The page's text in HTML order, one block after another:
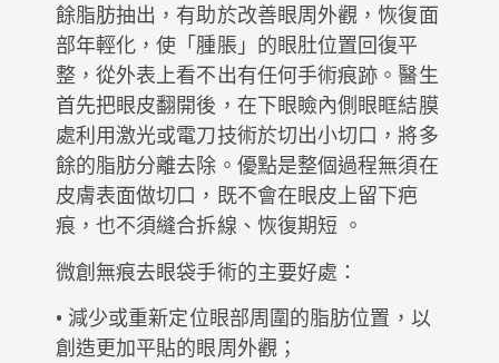
餘脂肪抽出，有助於改善眼周外觀，恢復面
部年輕化，使「腫脹」的眼肚位置回復平
整，從外表上看不出有任何手術痕跡。醫生
首先把眼皮翻開後，在下眼瞼內側眼眶結膜
處利用激光或電刀技術於切出小切口，將多
餘的脂肪分離去除。優點是整個過程無須在
皮膚表面做切口，既不會在眼皮上留下疤
痕，也不須縫合拆線、恢復期短 。
微創無痕去眼袋手術的主要好處：
• 減少或重新定位眼部周圍的脂肪位置，以
創造更加平貼的眼周外觀；